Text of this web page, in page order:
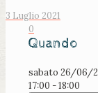
3 Luglio 2021
0
Quando
sabato 26/06/
17:00 - 18:00